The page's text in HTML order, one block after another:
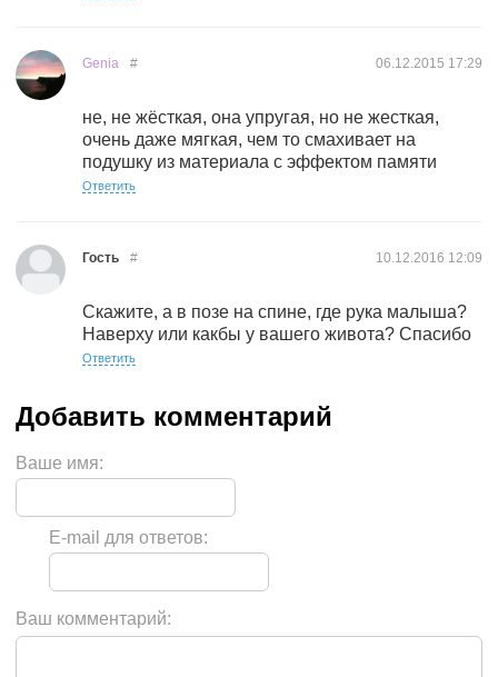
Genia 06.12.2015 17:29
#
не, не жёсткая, она упругая, но не жесткая,
очень даже мягкая, чем то смахивает на
подушку из материала с эффектом памяти
Ответить
Гость 10.12.2016 12:09
#
Скажите, а в позе на спине, где рука малыша?
Наверху или какбы у вашего живота? Спасибо
Ответить
Ваше имя:
E-mail для ответов:
Ваш комментарий: